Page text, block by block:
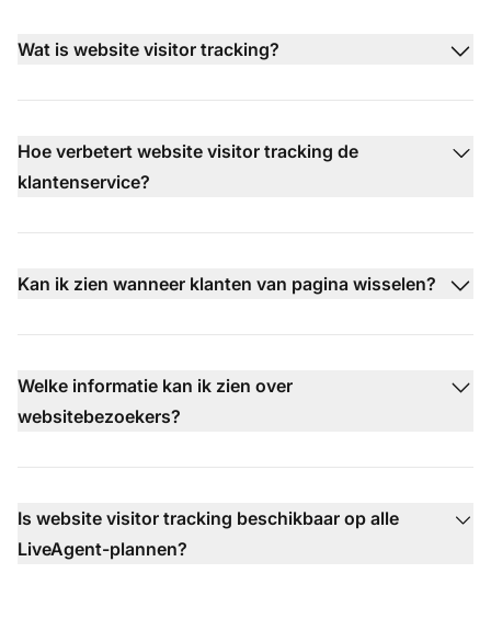
Wat is website visitor tracking?
Hoe verbetert website visitor tracking de
klantenservice?
Kan ik zien wanneer klanten van pagina wisselen?
Welke informatie kan ik zien over
websitebezoekers?
Is website visitor tracking beschikbaar op alle
LiveAgent-plannen?